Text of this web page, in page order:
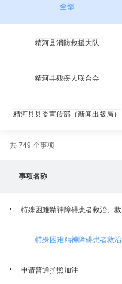
全部
精河县消防救援大队
精河县残疾人联合会
精河县县委宣传部（新闻出版局）
精河县退役军人事务局
共 749 个事项
事项名称
特殊困难精神障碍患者救治、
特殊困难精神障碍患者救
申请普通护照加注